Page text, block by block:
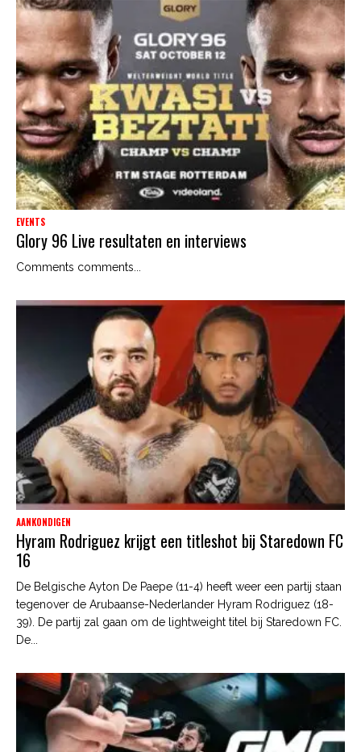
EVENTS
Glory 96 Live resultaten en interviews
Comments comments...
AANKONDIGEN
Hyram Rodriguez krijgt een titleshot bij Staredown FC
16
De Belgische Ayton De Paepe (11-4) heeft weer een partij staan
tegenover de Arubaanse-Nederlander Hyram Rodriguez (18-
39). De partij zal gaan om de lightweight titel bij Staredown FC.
De...